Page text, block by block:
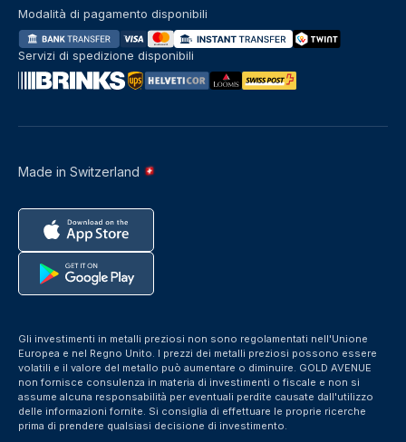
Made in Switzerland
Modalità di pagamento disponibili
Servizi di spedizione disponibili
Gli investimenti in metalli preziosi non sono regolamentati nell'Unione
Europea e nel Regno Unito. I prezzi dei metalli preziosi possono essere
volatili e il valore del metallo può aumentare o diminuire. GOLD AVENUE
non fornisce consulenza in materia di investimenti o fiscale e non si
assume alcuna responsabilità per eventuali perdite causate dall'utilizzo
delle informazioni fornite. Si consiglia di effettuare le proprie ricerche
prima di prendere qualsiasi decisione di investimento.